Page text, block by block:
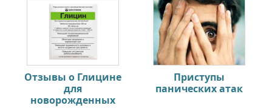
Отзывы о Глицине
для
новорожденных
Приступы
панических атак